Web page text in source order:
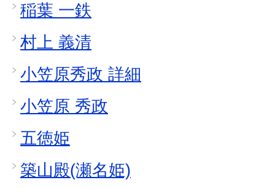
稲葉 一鉄
村上 義清
小笠原秀政 詳細
小笠原 秀政
五徳姫
築山殿(瀬名姫)